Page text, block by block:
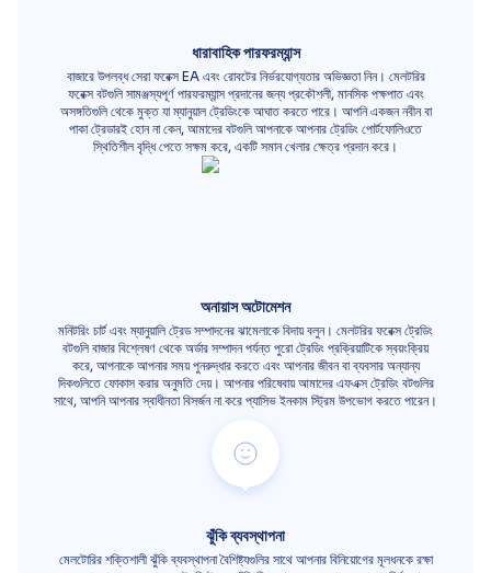
ধারাবাহিক পারফরম্যান্স
বাজারে উপলব্ধ সেরা ফরেক্স EA এবং রোবটের নির্ভরযোগ্যতার অভিজ্ঞতা নিন। মেলটরির
ফরেক্স বটগুলি সামঞ্জস্যপূর্ণ পারফরম্যান্স প্রদানের জন্য প্রকৌশলী, মানসিক পক্ষপাত এবং
অসঙ্গতিগুলি থেকে মুক্ত যা ম্যানুয়াল ট্রেডিংকে আঘাত করতে পারে। আপনি একজন নবীন বা
পাকা ট্রেডারই হোন না কেন, আমাদের বটগুলি আপনাকে আপনার ট্রেডিং পোর্টফোলিওতে
স্থিতিশীল বৃদ্ধি পেতে সক্ষম করে, একটি সমান খেলার ক্ষেত্র প্রদান করে।
অনায়াস অটোমেশন
মনিটরিং চার্ট এবং ম্যানুয়ালি ট্রেড সম্পাদনের ঝামেলাকে বিদায় বলুন। মেলটরির ফরেক্স ট্রেডিং
বটগুলি বাজার বিশ্লেষণ থেকে অর্ডার সম্পাদন পর্যন্ত পুরো ট্রেডিং প্রক্রিয়াটিকে স্বয়ংক্রিয়
করে, আপনাকে আপনার সময় পুনরুদ্ধার করতে এবং আপনার জীবন বা ব্যবসার অন্যান্য
দিকগুলিতে ফোকাস করার অনুমতি দেয়। আপনার পরিষেবায় আমাদের এফএক্স ট্রেডিং বটগুলির
সাথে, আপনি আপনার স্বাধীনতা বিসর্জন না করে প্যাসিভ ইনকাম স্ট্রিম উপভোগ করতে পারেন।
ঝুঁকি ব্যবস্থাপনা
মেলটোরির শক্তিশালী ঝুঁকি ব্যবস্থাপনা বৈশিষ্ট্যগুলির সাথে আপনার বিনিয়োগের মূলধনকে রক্ষা